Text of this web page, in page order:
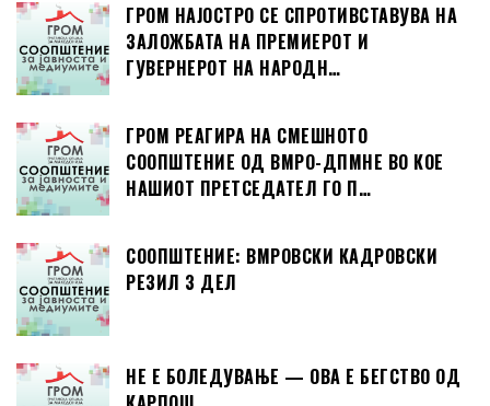
ГРОМ НАЈОСТРО СЕ СПРОТИВСТАВУВА НА
ЗАЛОЖБАТА НА ПРЕМИЕРОТ И
ГУВЕРНЕРОТ НА НАРОДН…
ГРОМ РЕАГИРА НА СМЕШНОТО
СООПШТЕНИЕ ОД ВМРО-ДПМНЕ ВО КОЕ
НАШИОТ ПРЕТСЕДАТЕЛ ГО П…
СООПШТЕНИЕ: ВМРОВСКИ КАДРОВСКИ
РЕЗИЛ 3 ДЕЛ
НЕ Е БОЛЕДУВАЊЕ — ОВА Е БЕГСТВО ОД